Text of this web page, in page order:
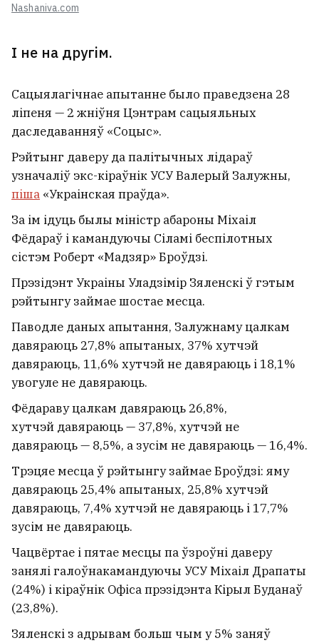
Nashaniva.com
І не на другім.
Сацыялагічнае апытанне было праведзена 28
ліпеня — 2 жніўня Цэнтрам сацыяльных
даследаванняў «Соцыс».
Рэйтынг даверу да палітычных лідараў
узначаліў экс-кіраўнік УСУ Валерый Залужны,
піша «Украінская праўда».
За ім ідуць былы міністр абароны Міхаіл
Фёдараў і камандуючы Сіламі беспілотных
сістэм Роберт «Мадзяр» Броўдзі.
Прэзідэнт Украіны Уладзімір Зяленскі ў гэтым
рэйтынгу займае шостае месца.
Паводле даных апытання, Залужнаму цалкам
давяраюць 27,8% апытаных, 37% хутчэй
давяраюць, 11,6% хутчэй не давяраюць і 18,1%
увогуле не давяраюць.
Фёдараву цалкам давяраюць 26,8%,
хутчэй давяраюць — 37,8%, хутчэй не
давяраюць — 8,5%, а зусім не давяраюць — 16,4%.
Трэцяе месца ў рэйтынгу займае Броўдзі: яму
давяраюць 25,4% апытаных, 25,8% хутчэй
давяраюць, 7,4% хутчэй не давяраюць і 17,7%
зусім не давяраюць.
Чацвёртае і пятае месцы па ўзроўні даверу
занялі галоўнакамандуючы УСУ Міхаіл Драпаты
(24%) і кіраўнік Офіса прэзідэнта Кірыл Буданаў
(23,8%).
Зяленскі з адрывам больш чым у 5% заняў